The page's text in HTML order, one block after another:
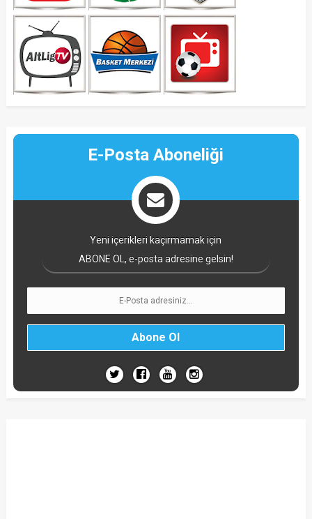
E-Posta Aboneliği
Yeni içerikleri kaçırmamak için
ABONE OL, e-posta adresine gelsin!